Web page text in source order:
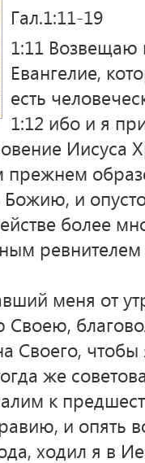
Гал.1:11-19
1:11 Возвещаю
Евангелие,
есть
1:12 ибо и я
Иисуса
Божию, и
более
ревнителем
меня от
Своею,
Своего, чтобы
же
к
и опять
ходил я в